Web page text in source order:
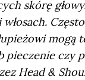
skórę
mogą
czy
Head &